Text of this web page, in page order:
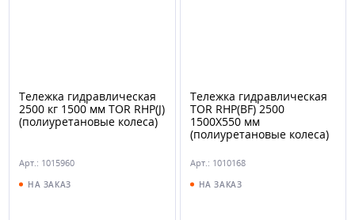
Тележка гидравлическая
2500 кг 1500 мм TOR RHP(J)
(полиуретановые колеса)
Арт.: 1015960
НА ЗАКАЗ
Тележка гидравлическая
TOR RHP(BF) 2500
1500Х550 мм
(полиуретановые колеса)
Арт.: 1010168
НА ЗАКАЗ